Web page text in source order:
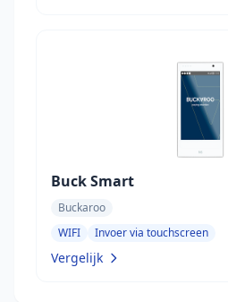
Buck Smart
Buckaroo
WIFI
Invoer via touchscreen
Vergelijk